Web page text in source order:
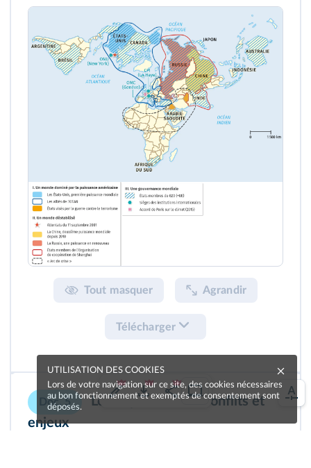
Tout masquer Agrandir
Télécharger
Doc. 5
Le Moyen-Orient, conflits et
enjeux
UTILISATION DES COOKIES
Lors de votre navigation sur ce site, des cookies nécessaires
au bon fonctionnement et exemptés de consentement sont
déposés.